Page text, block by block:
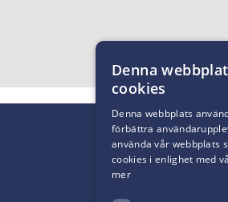
Denna
cookies
Denna webbplats
förbättra
använda vår webbplats
cookies i enlighet med
mer